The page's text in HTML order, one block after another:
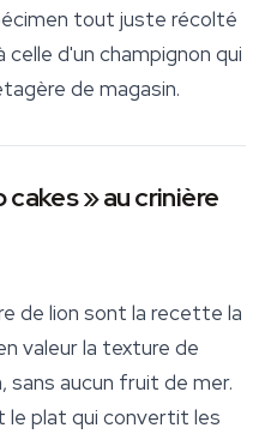
tout juste récolté
d'un champignon qui
de magasin.
» au crinière
de lion sont la recette la
valeur la texture de
sans aucun fruit de mer.
le plat qui convertit les